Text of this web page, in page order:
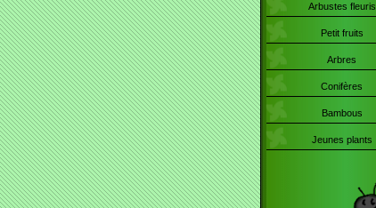
Arbustes fleuris
Petit fruits
Arbres
Conifères
Bambous
Jeunes plants